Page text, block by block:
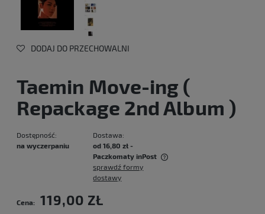
DODAJ DO PRZECHOWALNI
Taemin Move-ing (
Repackage 2nd Album )
Dostępność:
na wyczerpaniu
Dostawa:
od 16,80 zł -
Paczkomaty inPost
Cena nie zawiera ewentualnych kosztów płatności
sprawdź formy
dostawy
Cena: 119,00 ZŁ